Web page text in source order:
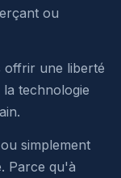
ou
offrir une liberté
technologie
simplement
Parce qu'à